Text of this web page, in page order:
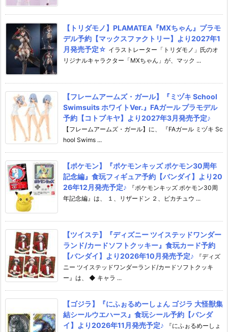
【トリダモノ】PLAMATEA『MXちゃん』プラモ
デル予約【マックスファクトリー】より2027年1
月発売予定☆ イラストレーター「トリダモノ」氏のオ
リジナルキャラクター「MXちゃん」が、マック ...
【フレームアームズ・ガール】『ミヅキ School
Swimsuits ホワイトVer.』FAガール プラモデル
予約【コトブキヤ】より2027年3月発売予定♪
【フレームアームズ・ガール】に、 『FAガール ミヅキ Sc
hool Swims ...
【ポケモン】『ポケモンキッズ ポケモン30周年
記念編』食玩フィギュア予約【バンダイ】より20
26年12月発売予定♪
『ポケモンキッズ ポケモン30周
年記念編』は、 １、リザードン ２、ピカチュウ ...
【ツイステ】『ディズニー ツイステッドワンダー
ランド/カードソフトクッキー』食玩カード予約
【バンダイ】より2026年10月発売予定♪
『ディズ
ニー ツイステッドワンダーランド/カードソフトクッキ
ー』は、 ◆ キャラ ...
【ゴジラ】『にふぉるめーしょん ゴジラ 大怪獣集
結シールウエハース』食玩シール予約【バンダ
イ】より2026年11月発売予定♪
『にふぉるめーしょ